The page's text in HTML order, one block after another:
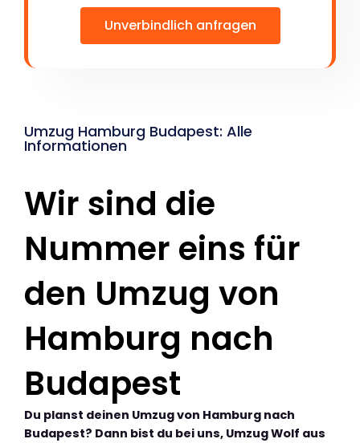
Unverbindlich anfragen
Umzug Hamburg Budapest: Alle
Informationen
Wir sind die
Nummer eins für
den Umzug von
Hamburg nach
Budapest
Du planst deinen Umzug von Hamburg nach
Budapest? Dann bist du bei uns, Umzug Wolf aus